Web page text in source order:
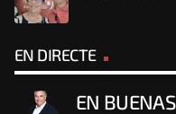
EN DIRECTE
EN